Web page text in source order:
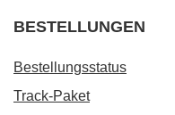
BESTELLUNGEN
Bestellungsstatus
Track-Paket